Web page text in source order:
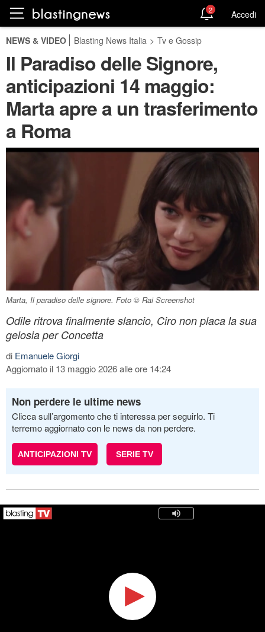
2 Accedi
NEWS & VIDEO Blasting News Italia > Tv e Gossip
Il Paradiso delle Signore,
anticipazioni 14 maggio:
Marta apre a un trasferimento
a Roma
Marta, Il paradiso delle signore. Foto © Rai Screenshot
Odile ritrova finalmente slancio, Ciro non placa la sua
gelosia per Concetta
di Emanuele Giorgi
Aggiornato il 13 maggio 2026 alle ore 14:24
Non perdere le ultime news
Clicca sull’argomento che ti interessa per seguirlo. Ti
terremo aggiornato con le news da non perdere.
ANTICIPAZIONI TV SERIE TV